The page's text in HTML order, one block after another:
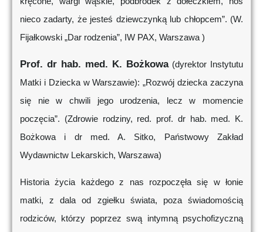
nieco zadarty, że jesteś dziewczynką lub chłopcem”. (W.
Fijałkowski „Dar rodzenia”, IW PAX, Warszawa )
Prof. dr hab. med. K. Bożkowa(dyrektor Instytutu
Matki i Dziecka w Warszawie): „Rozwój dziecka zaczyna
się nie w chwili jego urodzenia, lecz w momencie
poczęcia”. (Zdrowie rodziny, red. prof. dr hab. med. K.
Bożkowa i dr med. A. Sitko, Państwowy Zakład
Wydawnictw Lekarskich, Warszawa)
Historia życia każdego z nas rozpoczęła się w łonie
matki, z dala od zgiełku świata, poza świadomością
rodziców, którzy poprzez swą intymną psychofizyczną